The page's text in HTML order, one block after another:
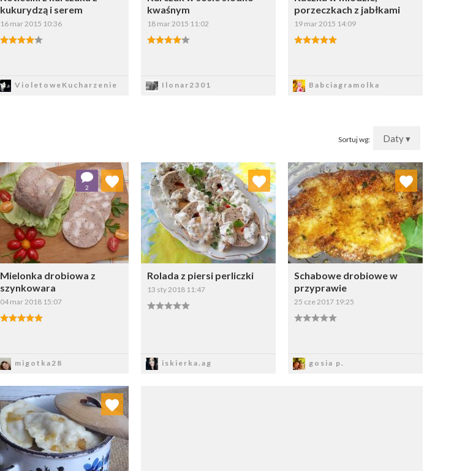
kukurydzą i serem
16 mar 2015 10:36
VioletoweKucharzenie
kwaśnym
18 mar 2015 11:02
Ilonar2301
porzeczkach z jabłkami
19 mar 2015 14:09
Babciagramolka
Sortuj wg: Daty ▾
Mielonka drobiowa z
szynkowara
04 mar 2018 15:07
migotka28
2
Dodaj do ulubionych
Wybierz listę:
Rolada z piersi perliczki
13 sty 2018 11:47
iskierka.ag
Dodaj do ulubionych
Wybierz listę:
Schabowe drobiowe w
przyprawie
25 cze 2017 19:25
gosia p.
Dodaj do ulubionych
Wybierz listę:
Dodaj do ulubionych
Wybierz listę: